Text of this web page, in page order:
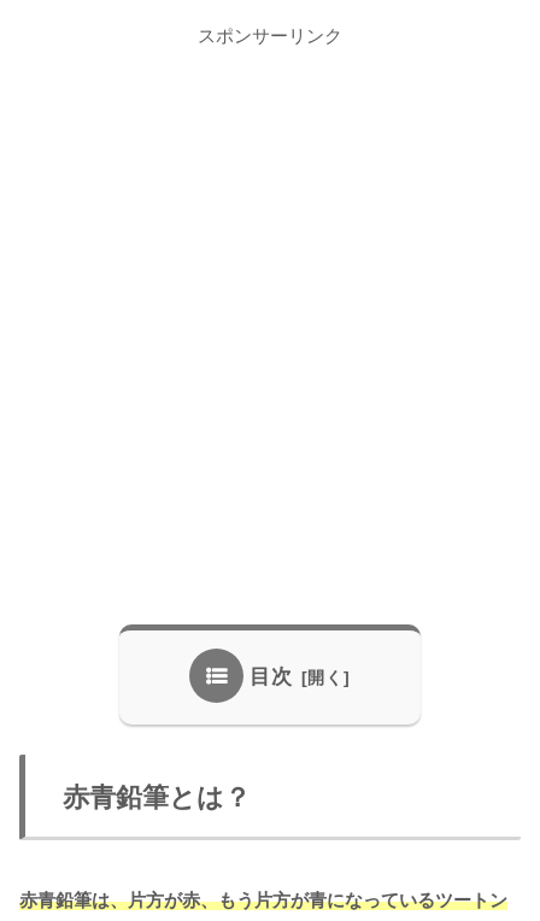
スポンサーリンク
目次
赤青鉛筆とは？
赤青鉛筆は、片方が赤、もう片方が青になっているツートン